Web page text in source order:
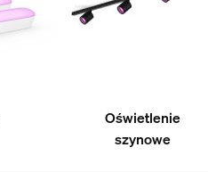
Oświetlenie
szynowe